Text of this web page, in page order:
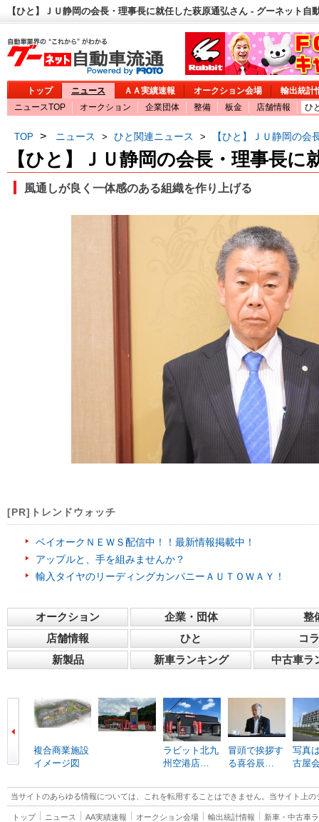
【ひと】ＪＵ静岡の会長・理事長に就任した萩原通弘さん - グーネット自
トップ ニュース ＡＡ実績速報 オークション会場
輸出統計
ニュースTOP
オークション 企業団体 整備 板金 店舗情報 ひ
TOP > ニュース > ひと関連ニュース > 【ひと】ＪＵ静岡の
【ひと】ＪＵ静岡の会長・理事長に
風通しが良く一体感のある組織を作り上げる
[PR]トレンドウォッチ
ベイオークＮＥＷＳ配信中！！最新情報掲載中！
アップルと、手を組みませんか？
輸入タイヤのリーディングカンパニーＡＵＴＯＷＡＹ！
オークション 企業・団体
整
店舗情報
ひと
コ
新製品
新車ランキング 中古車ラ
複合商業施設
イメージ図
ラビット北九
州空港店…
冒頭で挨拶す
る喜谷辰…
写真
古屋
当サイトのあらゆる情報については、これを転用することはできません。当サイト上
トップ ニュース AA実績速報 オークション会場 輸出統計情報 新車・中古車